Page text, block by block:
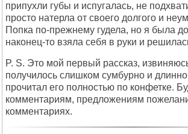
припухли губы и испугалась, не
просто натерла от своего долгого и
Попка по-прежнему гудела, но я была
наконец-то взяла себя в руки и
P. S. Это мой первый рассказ,
получилось слишком сумбурно и
прочитал его полностью по конфетке.
комментариям, предложениям
комментариях.